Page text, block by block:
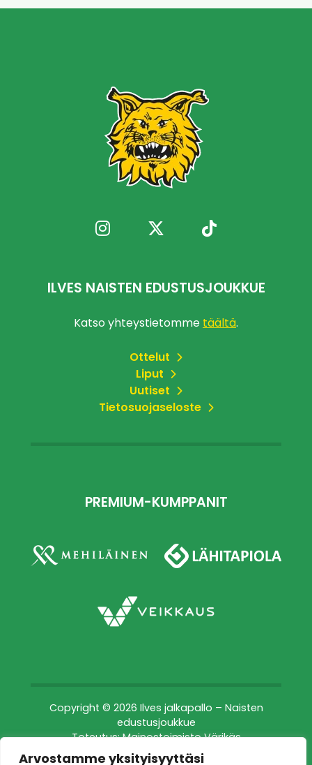
Arvostamme yksityisyyttäsi
ILVES NAISTEN EDUSTUSJOUKKUE
Katso yhteystietomme täältä.
Ottelut
Liput
Uutiset
Tietosuojaseloste
PREMIUM-KUMPPANIT
Copyright © 2026 Ilves jalkapallo – Naisten
edustusjoukkue
Toteutus:Mainostoimisto Värikäs